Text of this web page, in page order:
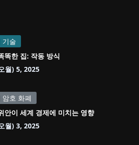
기술
똑한 집: 작동 방식
월) 5, 2025
암호 화폐
안이 세계 경제에 미치는 영향
월) 3, 2025